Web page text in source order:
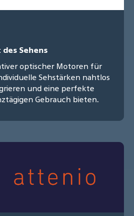
Sehens
optischer Motoren für
Sehstärken nahtlos
und eine perfekte
Gebrauch bieten.